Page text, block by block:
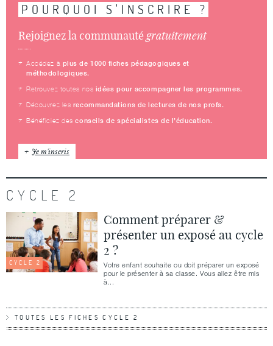
POURQUOI S'INSCRIRE ?
Rejoignez la communautégratuitement
Accédez à plus de 1000 fiches pédagogiques et
méthodologiques.
Retrouvez toutes nos idées pour accompagner les programmes.
Découvrez les recommandations de lectures de nos profs.
Bénéficiez desconseils de spécialistes de l’éducation.
Je m'inscris
CYCLE 2
CYCLE 2
Comment préparer &
présenter un exposé au cycle
2 ?
Votre enfant souhaite ou doit préparer un exposé
pour le présenter à sa classe. Vous allez être mis
à...
TOUTES LES FICHES CYCLE 2